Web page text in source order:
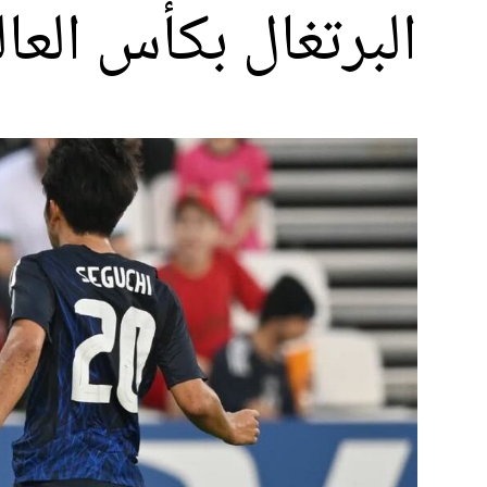
البرتغال بكأس